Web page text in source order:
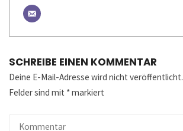
SCHREIBE EINEN KOMMENTAR
Deine E-Mail-Adresse wird nicht veröffentlicht.
Felder sind mit *markiert